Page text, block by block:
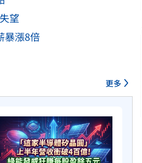
望
暴漲8倍
更多